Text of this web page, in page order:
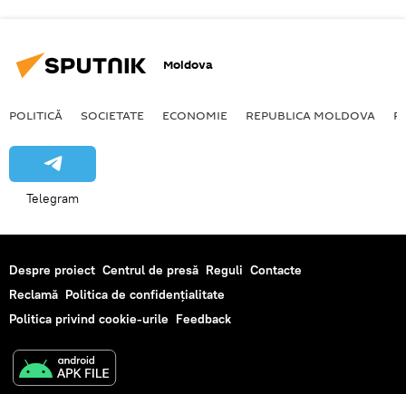
Moldova
POLITICĂ SOCIETATE ECONOMIE REPUBLICA MOLDOVA
Telegram
Despre proiect Centrul de presă Reguli Contacte
Reclamă Politica de confidențialitate
Politica privind cookie-urile Feedback